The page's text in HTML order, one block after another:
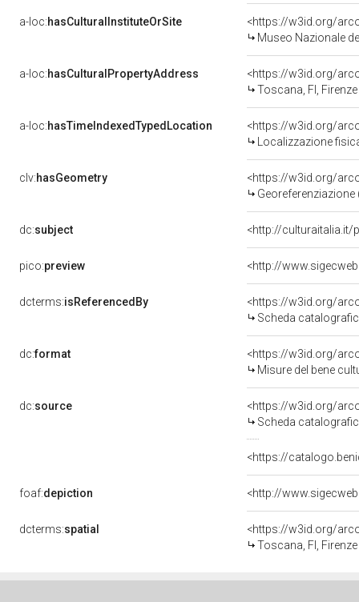
a-loc:hasCulturalInstituteOrSite
<https://w3id.org/
Museo Nazionale
a-loc:hasCulturalPropertyAddress
<https://w3id.org/
Toscana, FI, Firenze
a-loc:hasTimeIndexedTypedLocation
<https://w3id.org/
Localizzazione
clv:hasGeometry
<https://w3id.org/
Georeferenziazione
dc:subject <http://culturaitalia.it/
pico:preview <http://
dcterms:isReferencedBy
<https://w3id.org/
Scheda
dc:format
<https://w3id.org/
Misure del bene
dc:source
<https://w3id.org/
Scheda
<https://
foaf:depiction <http://
dcterms:spatial
<https://w3id.org/
Toscana, FI, Firenze